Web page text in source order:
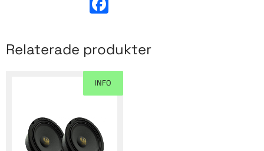
o
o
Relaterade produkter
INFO